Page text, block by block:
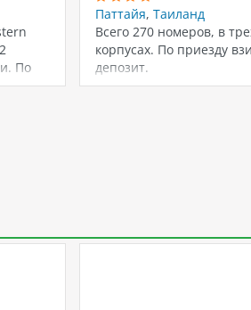
По
Паттайя,Таиланд
Всего 270 номеров, в
корпусах. По приезду
депозит.